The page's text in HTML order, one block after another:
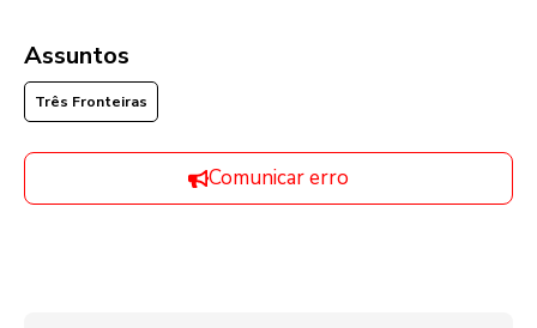
Assuntos
Três Fronteiras
Comunicar erro